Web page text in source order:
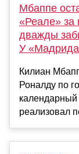
Мбаппе
«Реале» за
дважды
У
Килиан
Роналду по
реализовал